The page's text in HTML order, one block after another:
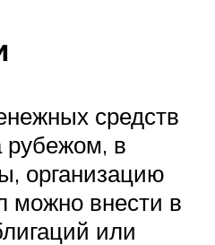
средств
рубежом, в
организацию
можно внести в
или